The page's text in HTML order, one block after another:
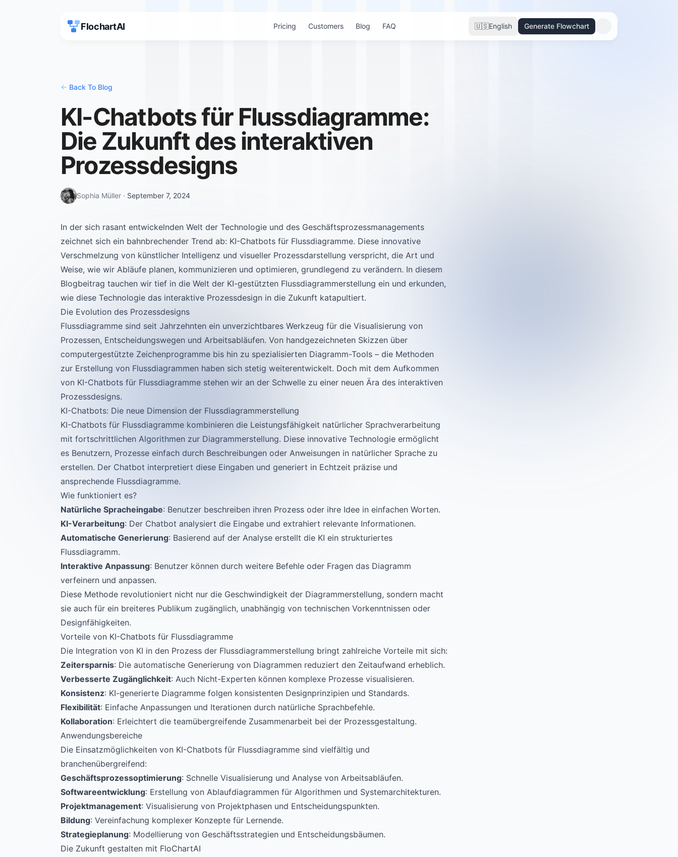
FlochartAI Pricing Customers Blog FAQ 🇺🇸English Generate Flowchart
<- Back To Blog
KI-Chatbots für Flussdiagramme:
Die Zukunft des interaktiven
Prozessdesigns
Sophia Müller · September 7, 2024
In der sich rasant entwickelnden Welt der Technologie und des Geschäftsprozessmanagements
zeichnet sich ein bahnbrechender Trend ab: KI-Chatbots für Flussdiagramme. Diese innovative
Verschmelzung von künstlicher Intelligenz und visueller Prozessdarstellung verspricht, die Art und
Weise, wie wir Abläufe planen, kommunizieren und optimieren, grundlegend zu verändern. In diesem
Blogbeitrag tauchen wir tief in die Welt der KI-gestützten Flussdiagrammerstellung ein und erkunden,
wie diese Technologie das interaktive Prozessdesign in die Zukunft katapultiert.
Die Evolution des Prozessdesigns
Flussdiagramme sind seit Jahrzehnten ein unverzichtbares Werkzeug für die Visualisierung von
Prozessen, Entscheidungswegen und Arbeitsabläufen. Von handgezeichneten Skizzen über
computergestützte Zeichenprogramme bis hin zu spezialisierten Diagramm-Tools – die Methoden
zur Erstellung von Flussdiagrammen haben sich stetig weiterentwickelt. Doch mit dem Aufkommen
von KI-Chatbots für Flussdiagramme stehen wir an der Schwelle zu einer neuen Ära des interaktiven
Prozessdesigns.
KI-Chatbots: Die neue Dimension der Flussdiagrammerstellung
KI-Chatbots für Flussdiagramme kombinieren die Leistungsfähigkeit natürlicher Sprachverarbeitung
mit fortschrittlichen Algorithmen zur Diagrammerstellung. Diese innovative Technologie ermöglicht
es Benutzern, Prozesse einfach durch Beschreibungen oder Anweisungen in natürlicher Sprache zu
erstellen. Der Chatbot interpretiert diese Eingaben und generiert in Echtzeit präzise und
ansprechende Flussdiagramme.
Wie funktioniert es?
Natürliche Spracheingabe: Benutzer beschreiben ihren Prozess oder ihre Idee in einfachen Worten.
KI-Verarbeitung: Der Chatbot analysiert die Eingabe und extrahiert relevante Informationen.
Automatische Generierung: Basierend auf der Analyse erstellt die KI ein strukturiertes
Flussdiagramm.
Interaktive Anpassung: Benutzer können durch weitere Befehle oder Fragen das Diagramm
verfeinern und anpassen.
Diese Methode revolutioniert nicht nur die Geschwindigkeit der Diagrammerstellung, sondern macht
sie auch für ein breiteres Publikum zugänglich, unabhängig von technischen Vorkenntnissen oder
Designfähigkeiten.
Vorteile von KI-Chatbots für Flussdiagramme
Die Integration von KI in den Prozess der Flussdiagrammerstellung bringt zahlreiche Vorteile mit sich:
Zeitersparnis: Die automatische Generierung von Diagrammen reduziert den Zeitaufwand erheblich.
Verbesserte Zugänglichkeit: Auch Nicht-Experten können komplexe Prozesse visualisieren.
Konsistenz: KI-generierte Diagramme folgen konsistenten Designprinzipien und Standards.
Flexibilität: Einfache Anpassungen und Iterationen durch natürliche Sprachbefehle.
Kollaboration: Erleichtert die teamübergreifende Zusammenarbeit bei der Prozessgestaltung.
Anwendungsbereiche
Die Einsatzmöglichkeiten von KI-Chatbots für Flussdiagramme sind vielfältig und
branchenübergreifend:
Geschäftsprozessoptimierung: Schnelle Visualisierung und Analyse von Arbeitsabläufen.
Softwareentwicklung: Erstellung von Ablaufdiagrammen für Algorithmen und Systemarchitekturen.
Projektmanagement: Visualisierung von Projektphasen und Entscheidungspunkten.
Bildung: Vereinfachung komplexer Konzepte für Lernende.
Strategieplanung: Modellierung von Geschäftsstrategien und Entscheidungsbäumen.
Die Zukunft gestalten mit FloChartAI